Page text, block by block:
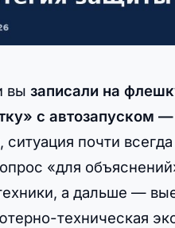
вы записали на
с автозапуском
, ситуация почти
«для
а дальше —
техническая